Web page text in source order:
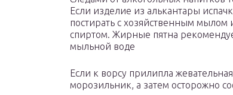
Если изделие из алькантары
постирать с хозяйственным
спиртом. Жирные пятна
мыльной воде
Если к ворсу прилипла
морозильник, а затем осторожно